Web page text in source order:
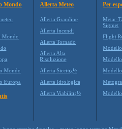
Mondo
Mondo
Mondo
Europa
Allerta Meteo
Allerta Grandine
Allerta Incendi
Allerta Tornado
Allerta Alta
Risoluzione
Allerta Siccitï¿½
Allerta Idrologica
Allerta Viabilitï¿½
Per
Metar-
Sigmet
Flight
Modello